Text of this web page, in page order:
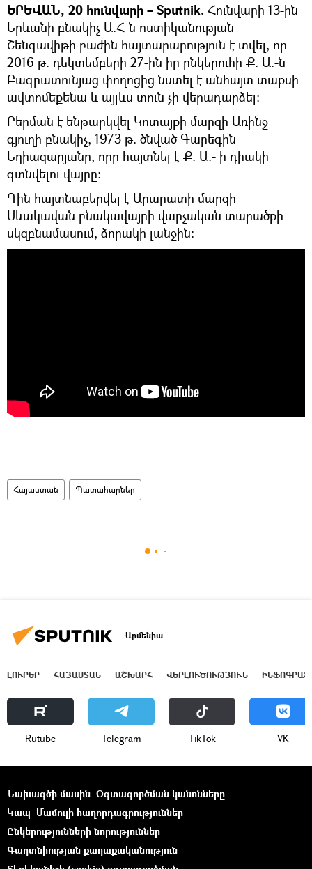
ԵՐԵՎԱՆ, 20 հունվարի – Sputnik. Հունվարի 13-ին
Երևանի բնակիչ Ա.Հ-ն ոստիկանության
Շենգավիթի բաժին հայտարարություն է տվել, որ
2016 թ. դեկտեմբերի 27-ին իր ընկերուհի Ք. Ա.-ն
Բագրատունյաց փողոցից նստել է անհայտ տաքսի
ավտոմեքենա և այլևս տուն չի վերադարձել:
Բերման է ենթարկվել Կոտայքի մարզի Առինջ
գյուղի բնակիչ, 1973 թ. ծնված Գարեգին
Եղիազարյանը, որը հայտնել է Ք. Ա.- ի դիակի
գտնվելու վայրը:
Դին հայտնաբերվել է Արարատի մարզի
Սևակավան բնակավայրի վարչական տարածքի
սկզբնամասում, ձորակի լանջին:
Հայաստան Պատահարներ
Արմենիա
ԼՈՒՐԵՐ ՀԱՅԱՍՏԱՆ ԱՇԽԱՐՀ ՎԵՐԼՈՒԾՈՒԹՅՈՒՆ
Rutube Telegram ТikТоk VK
Նախագծի մասին Օգտագործման կանոնները
Կապ Մամուլի հաղորդագրություններ
Ընկերությունների նորություններ
Գաղտնիության քաղաքականություն